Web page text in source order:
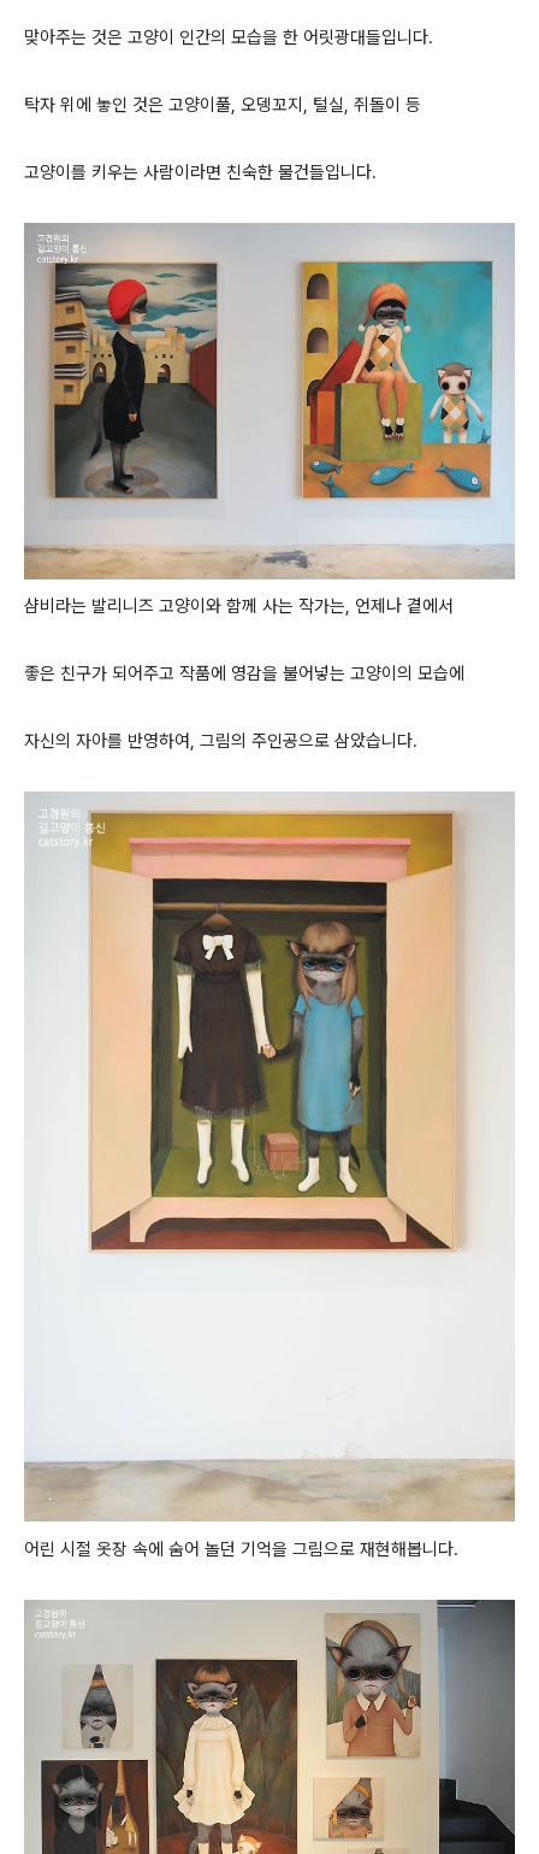
맞아주는 것은 고양이 인간의 모습을 한 어릿광대들입니다.
탁자 위에 놓인 것은 고양이풀, 오뎅꼬지, 털실, 쥐돌이 등
고양이를 키우는 사람이라면 친숙한 물건들입니다.
샴비라는 발리니즈 고양이와 함께 사는 작가는, 언제나 곁에서
좋은 친구가 되어주고 작품에 영감을 불어넣는 고양이의 모습에
자신의 자아를 반영하여, 그림의 주인공으로 삼았습니다.
어린 시절 옷장 속에 숨어 놀던 기억을 그림으로 재현해봅니다.